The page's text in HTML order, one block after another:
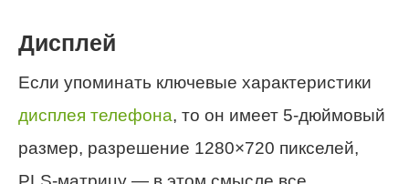
Дисплей
Если упоминать ключевые характеристики
дисплея телефона, то он имеет 5-дюймовый
размер, разрешение 1280×720 пикселей,